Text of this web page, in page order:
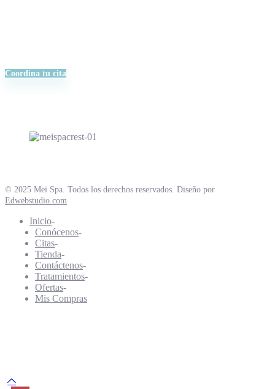
Coordina tu cita
© 2025 Mei Spa. Todos los derechos reservados. Diseño por
Edwebstudio.com
Inicio
Conócenos
Citas
Tienda
Contáctenos
Tratamientos
Ofertas
Mis Compras